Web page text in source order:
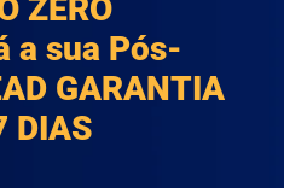
ZERO
a sua Pós-
GARANTIA
DIAS